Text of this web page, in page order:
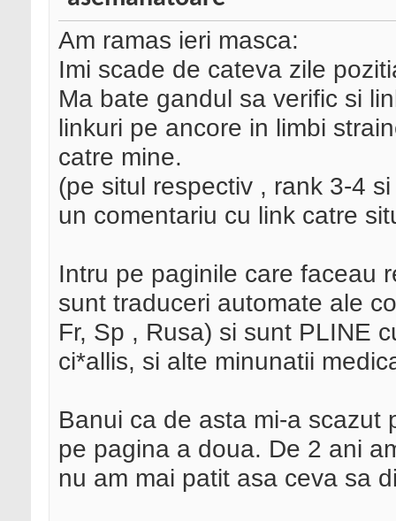
Am ramas ieri masca:
Imi scade de cateva zile
Ma bate gandul sa verific si
linkuri pe ancore in limbi
catre mine.
(pe situl respectiv , rank 3-4
un comentariu cu link catre
Intru pe paginile care faceau
sunt traduceri automate ale
Fr, Sp , Rusa) si sunt PLINE
ci*allis, si alte minunatii
Banui ca de asta mi-a scazut
pe pagina a doua. De 2 ani
nu am mai patit asa ceva sa